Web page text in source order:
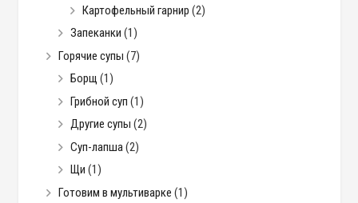
Картофельный гарнир (2)
Запеканки (1)
Горячие супы (7)
Борщ (1)
Грибной суп (1)
Другие супы (2)
Суп-лапша(2)
Щи (1)
Готовим в мультиварке (1)